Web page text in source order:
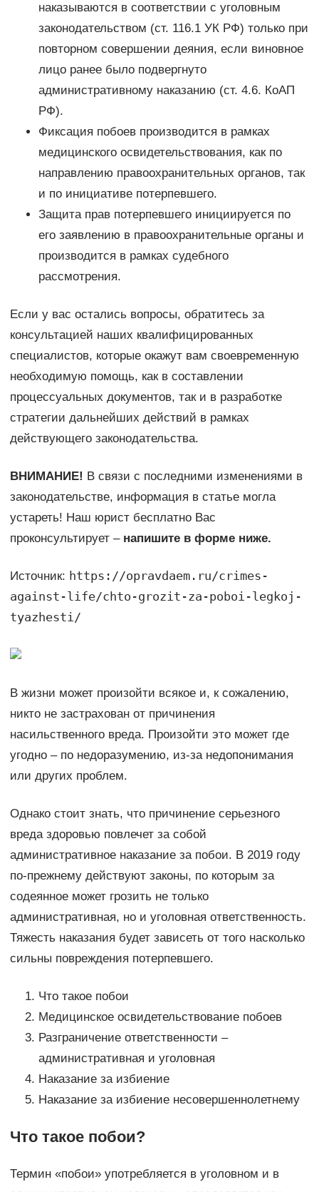
наказываются в соответствии с уголовным
законодательством (ст. 116.1 УК РФ) только при
повторном совершении деяния, если виновное
лицо ранее было подвергнуто
административному наказанию (ст. 4.6. КоАП
РФ).
Фиксация побоев производится в рамках
медицинского освидетельствования, как по
направлению правоохранительных органов, так
и по инициативе потерпевшего.
Защита прав потерпевшего инициируется по
его заявлению в правоохранительные органы и
производится в рамках судебного
рассмотрения.
Если у вас остались вопросы, обратитесь за
консультацией наших квалифицированных
специалистов, которые окажут вам своевременную
необходимую помощь, как в составлении
процессуальных документов, так и в разработке
стратегии дальнейших действий в рамках
действующего законодательства.
ВНИМАНИЕ! В связи с последними изменениями в
законодательстве, информация в статье могла
устареть! Наш юрист бесплатно Вас
проконсультирует – напишите в форме ниже.
Источник: https://opravdaem.ru/crimes-
against-life/chto-grozit-za-poboi-legkoj-
tyazhesti/
В жизни может произойти всякое и, к сожалению,
никто не застрахован от причинения
насильственного вреда. Произойти это может где
угодно – по недоразумению, из-за недопонимания
или других проблем.
Однако стоит знать, что причинение серьезного
вреда здоровью повлечет за собой
административное наказание за побои. В 2019 году
по-прежнему действуют законы, по которым за
содеянное может грозить не только
административная, но и уголовная ответственность.
Тяжесть наказания будет зависеть от того насколько
сильны повреждения потерпевшего.
Что такое побои
Медицинское освидетельствование побоев
Разграничение ответственности –
административная и уголовная
Наказание за избиение
Наказание за избиение несовершеннолетнему
Что такое побои?
Термин «побои» употребляется в уголовном и в